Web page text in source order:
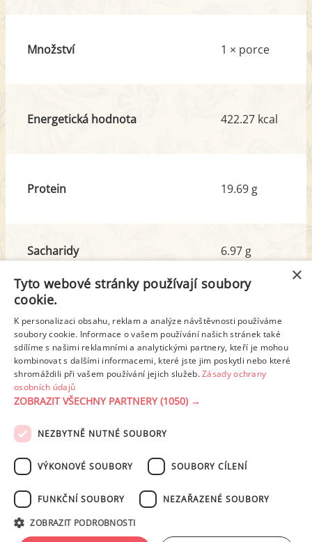
Množství 1 × porce
Energetická hodnota 422.27 kcal
Protein 19.69 g
Sacharidy
z toho cukr
6.97 g
3.90 g
Tuk
z toho nas. mastné kyseliny
34.71 g
15.28 g
Detailní rozpis
PODMÍNKY UŽITÍ ZÁSADY OCHRANY OSOBNÍCH ÚDAJŮ
NASTAVENÍ COOKIES
tohoto serveru je bez písemného souhlasu provozovatele zakázáno.
×
Tyto webové stránky používají soubory
cookie.
K personalizaci obsahu, reklam a analýze návštěvnosti používáme
soubory cookie. Informace o vašem používání našich stránek také
sdílíme s našimi reklamními a analytickými partnery, kteří je mohou
kombinovat s dalšími informacemi, které jste jim poskytli nebo které
shromáždili při vašem používání jejich služeb.Zásady ochrany
osobních údajů
ZOBRAZIT VŠECHNY PARTNERY(1050) →
NEZBYTNĚ NUTNÉ SOUBORY
VÝKONOVÉ SOUBORY SOUBORY CÍLENÍ
FUNKČNÍ SOUBORY NEZAŘAZENÉ SOUBORY
ZOBRAZIT PODROBNOSTI